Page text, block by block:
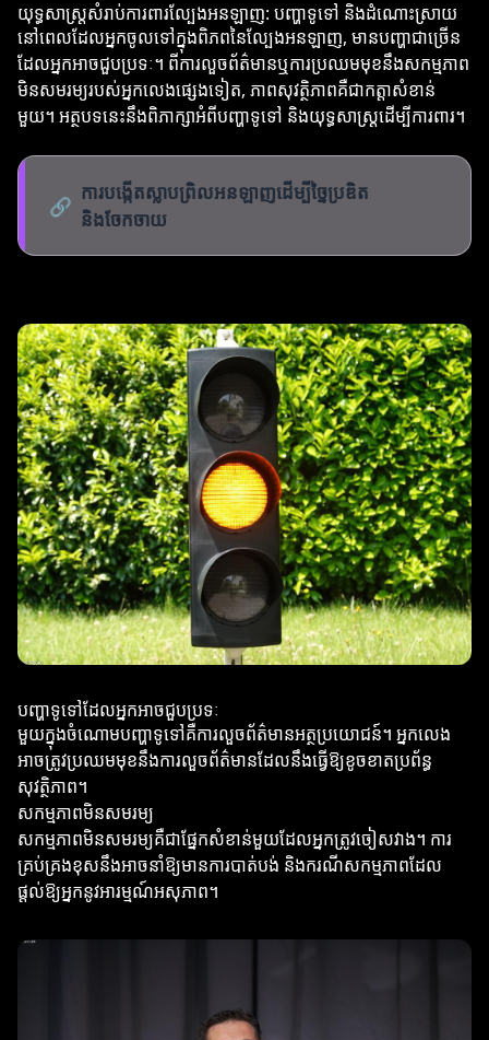
យុទ្ធសាស្ត្រសំរាប់ការពារល្បែងអនឡាញ: បញ្ហាទូទៅ និងដំណោះស្រាយ
នៅពេលដែលអ្នកចូលទៅក្នុងពិភពនៃល្បែងអនឡាញ, មានបញ្ហាជាច្រើន
ដែលអ្នកអាចជួបប្រទៈ។ ពីការលួចព័ត៌មានឬការប្រឈមមុខនឹងសកម្មភាព
មិនសមរម្យរបស់អ្នកលេងផ្សេងទៀត, ភាពសុវត្ថិភាពគឺជាកត្តាសំខាន់
មួយ។ អត្ថបទនេះនឹងពិភាក្សាអំពីបញ្ហាទូទៅ និងយុទ្ធសាស្ត្រដើម្បីការពារ។
🔗
ការបង្កើតស្លាបព្រិលអនឡាញដើម្បីច្នៃប្រឌិត
និងចែកចាយ
បញ្ហាទូទៅដែលអ្នកអាចជួបប្រទៈ
មួយក្នុងចំណោមបញ្ហាទូទៅគឺការលួចព័ត៌មានអត្ថប្រយោជន៍។ អ្នកលេង
អាចត្រូវប្រឈមមុខនឹងការលួចព័ត៌មានដែលនឹងធ្វើឱ្យខូចខាតប្រព័ន្ធ
សុវត្ថិភាព។
សកម្មភាពមិនសមរម្យ
សកម្មភាពមិនសមរម្យគឺជាផ្នែកសំខាន់មួយដែលអ្នកត្រូវចៀសវាង។ ការ
គ្រប់គ្រងខុសនឹងអាចនាំឱ្យមានការបាត់បង់ និងករណីសកម្មភាពដែល
ផ្តល់ឱ្យអ្នកនូវអារម្មណ៍អសុភាព។